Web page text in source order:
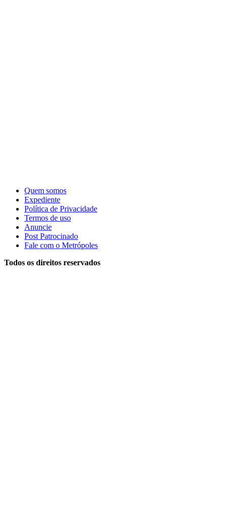
Quem somos
Expediente
Política de Privacidade
Termos de uso
Anuncie
Post Patrocinado
Fale com o Metrópoles
Todos os direitos reservados